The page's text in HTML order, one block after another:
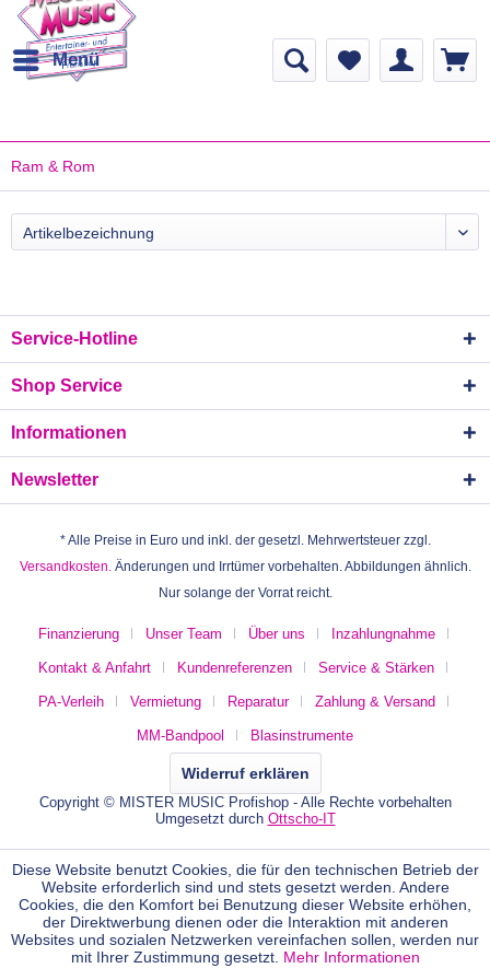
Menü
Ram & Rom
Service-Hotline
Shop Service
Informationen
Newsletter
* Alle Preise in Euro und inkl. der gesetzl. Mehrwertsteuer zzgl.
Versandkosten.Änderungen und Irrtümer vorbehalten. Abbildungen ähnlich.
Nur solange der Vorrat reicht.
Finanzierung Unser Team Über uns Inzahlungnahme
Kontakt & Anfahrt Kundenreferenzen Service & Stärken
PA-Verleih Vermietung Reparatur Zahlung & Versand
MM-Bandpool Blasinstrumente
Widerruf erklären
Copyright © MISTER MUSIC Profishop - Alle Rechte vorbehalten
Umgesetzt durch Ottscho-IT
Diese Website benutzt Cookies, die für den technischen Betrieb der
Website erforderlich sind und stets gesetzt werden. Andere
Cookies, die den Komfort bei Benutzung dieser Website erhöhen,
der Direktwerbung dienen oder die Interaktion mit anderen
Websites und sozialen Netzwerken vereinfachen sollen, werden nur
mit Ihrer Zustimmung gesetzt. Mehr Informationen